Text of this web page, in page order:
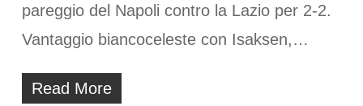
pareggio del Napoli contro la Lazio per 2-2.
Vantaggio biancoceleste con Isaksen,…
Read More